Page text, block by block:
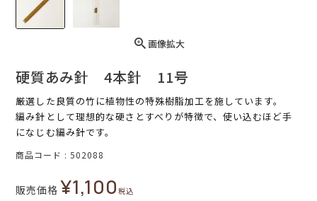
画像拡大
硬質あみ針 4本針 11号
厳選した良質の竹に植物性の特殊樹脂加工を施しています。
編み針として理想的な硬さとすべりが特徴で、使い込むほど手
になじむ編み針です。
商品コード 502088
販売価格 ¥1,100税込